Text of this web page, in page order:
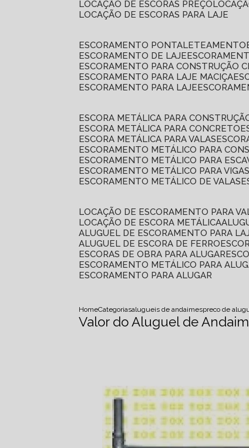
LOCAÇÃO DE ESCORAS PREÇO
LOCAÇÃO DE ESCORAS PARA LAJE
ESCORAMENTO PONTALETEAMENTO
ESCORAMENTO DE LAJE
ESCORAMENTO PARA CONSTRUÇÃO
ESCORAMENTO PARA LAJE MACIÇA
ESCORAMENTO PARA LAJE
ESCORA METÁLICA PARA
ESCORA METÁLICA PARA CONCRETO
ESCORA METÁLICA PARA VALAS
ESCORAMENTO METÁLICO PARA
ESCORAMENTO METÁLICO PARA
ESCORAMENTO METÁLICO PARA VIGAS
ESCORAMENTO METÁLICO DE VALAS
LOCAÇÃO DE ESCORAMENTO PARA
LOCAÇÃO DE ESCORA METÁLICA
ALUGUEL DE ESCORAMENTO PARA
ALUGUEL DE ESCORA DE FERRO
ESCORAS DE OBRA PARA ALUGAR
ESCORAMENTO METÁLICO PARA
ESCORAMENTO PARA ALUGAR
HomeCategoriasalugueis de andaimespreco de
Valor do Aluguel de